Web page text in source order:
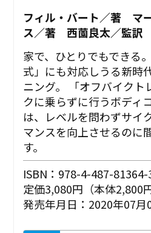
フィル・バート／著 マ
ス／著 西薗良太／監訳
家で、ひとりでもできる
式」にも対応しうる新時
ニング。 「オフバイクト
クに乗らずに行うボディ
は、レベルを問わずサイ
マンスを向上させるのに
す。
ISBN：978-4-487-81364-
定価3,080円（本体2,800
発売年月日：2020年07月